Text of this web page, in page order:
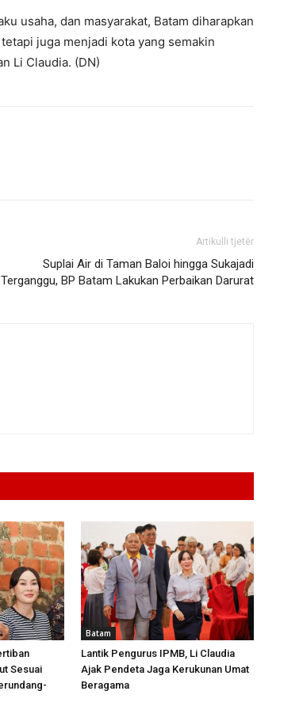
usaha, dan masyarakat, Batam diharapkan
juga menjadi kota yang semakin
Li Claudia. (DN)
Artikulli tjetër
Suplai Air di Taman Baloi hingga Sukajadi
Terganggu, BP Batam Lakukan Perbaikan Darurat
Sesuai
Batam
Lantik Pengurus IPMB, Li Claudia
Ajak Pendeta Jaga Kerukunan Umat
Beragama